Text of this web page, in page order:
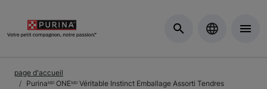
page d'accueil
Purinaᴹᴰ ONEᴹᴰ Véritable Instinct Emballage Assorti Tendres